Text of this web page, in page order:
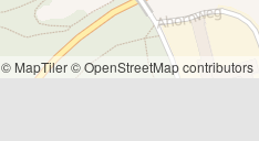
© MapTiler© OpenStreetMap contributors